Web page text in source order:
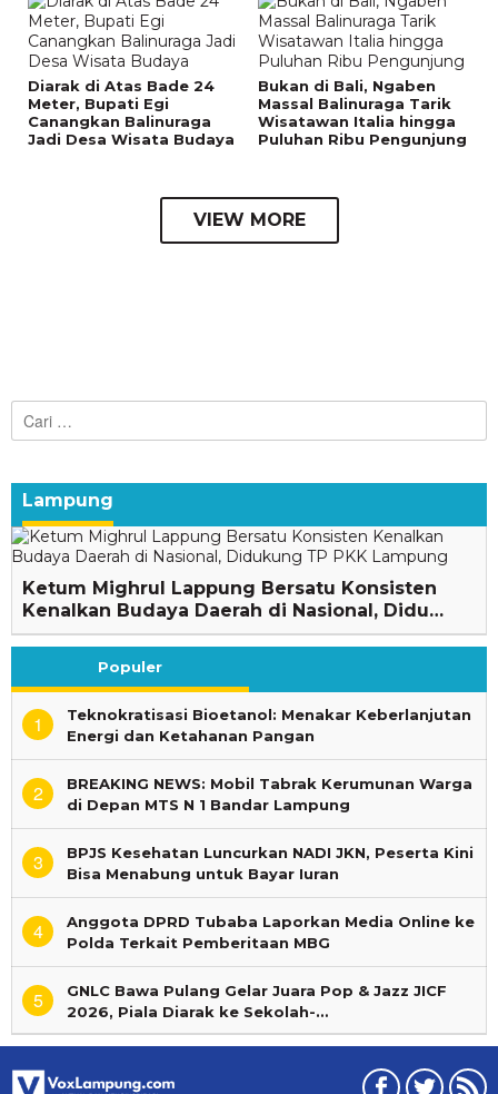
Diarak di Atas Bade 24
Meter, Bupati Egi
Canangkan Balinuraga
Jadi Desa Wisata Budaya
Bukan di Bali, Ngaben
Massal Balinuraga Tarik
Wisatawan Italia hingga
Puluhan Ribu Pengunjung
VIEW MORE
Cari
untuk:
Lampung
Ketum Mighrul Lappung Bersatu Konsisten
Kenalkan Budaya Daerah di Nasional, Didu…
Populer
1
Teknokratisasi Bioetanol: Menakar Keberlanjutan
Energi dan Ketahanan Pangan
2
BREAKING NEWS: Mobil Tabrak Kerumunan Warga
di Depan MTS N 1 Bandar Lampung
3
BPJS Kesehatan Luncurkan NADI JKN, Peserta Kini
Bisa Menabung untuk Bayar Iuran
4
Anggota DPRD Tubaba Laporkan Media Online ke
Polda Terkait Pemberitaan MBG
5
GNLC Bawa Pulang Gelar Juara Pop & Jazz JICF
2026, Piala Diarak ke Sekolah-…